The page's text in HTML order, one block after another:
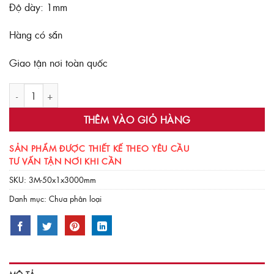
Độ dày: 1mm
Hàng có sẵn
Giao tận nơi toàn quốc
Băng keo nam châm 3M dài 3 mét khổ 50x1mm số lượng
THÊM VÀO GIỎ HÀNG
SẢN PHẨM ĐƯỢC THIẾT KẾ THEO YÊU CẦU
TƯ VẤN TẬN NƠI KHI CẦN
SKU: 3M-50x1x3000mm
Danh mục: Chưa phân loại